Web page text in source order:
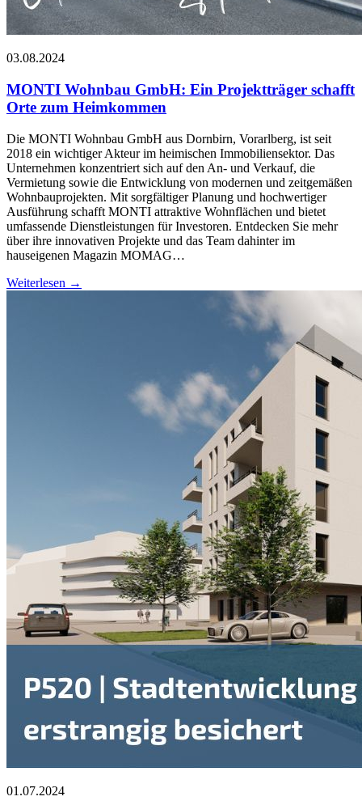
03.08.2024
MONTI Wohnbau GmbH: Ein Projektträger schafft
Orte zum Heimkommen
Die MONTI Wohnbau GmbH aus Dornbirn, Vorarlberg, ist seit
2018 ein wichtiger Akteur im heimischen Immobiliensektor. Das
Unternehmen konzentriert sich auf den An- und Verkauf, die
Vermietung sowie die Entwicklung von modernen und zeitgemäßen
Wohnbauprojekten. Mit sorgfältiger Planung und hochwertiger
Ausführung schafft MONTI attraktive Wohnflächen und bietet
umfassende Dienstleistungen für Investoren. Entdecken Sie mehr
über ihre innovativen Projekte und das Team dahinter im
hauseigenen Magazin MOMAG…
Weiterlesen →
01.07.2024